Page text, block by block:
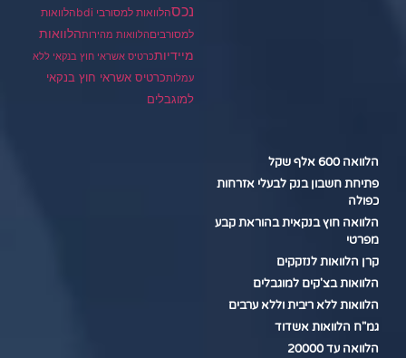
נכסהלוואות למסורבי bdi
הלוואות
למסורביםהלוואות מהירותהלוואות
מיידיותכרטיס אשראי חוץ בנקאי ללא
עמלותכרטיס אשראי חוץ בנקאי
למוגבלים
הלוואה 600 אלף שקל
פתיחת חשבון בנק לבעלי אזרחות
כפולה
הלוואה חוץ בנקאית בהוראת קבע
מפרטי
קרן הלוואות לנזקקים
הלוואות בצ'קים למוגבלים
הלוואות ללא ריבית וללא ערבים
גמ"ח הלוואות אשדוד
הלוואה עד 20000